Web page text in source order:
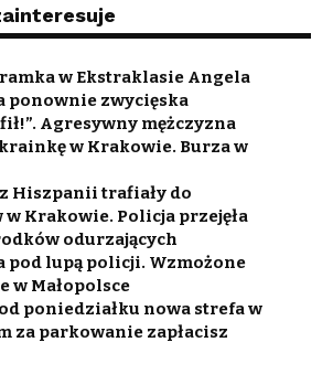
w Ekstraklasie Angela
ponownie zwycięska
Agresywny mężczyzna
w Krakowie. Burza w
Hiszpanii trafiały do
Krakowie. Policja przejęła
odurzających
pod lupą policji. Wzmożone
w Małopolsce
poniedziałku nowa strefa w
za parkowanie zapłacisz